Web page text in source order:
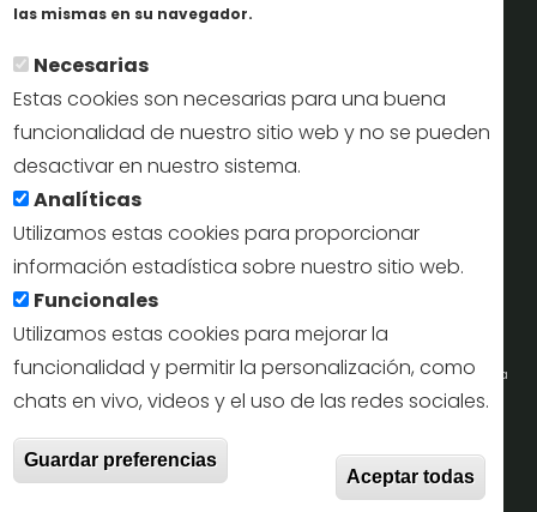
las mismas en su navegador.
Necesarias
Estas cookies son necesarias para una buena
funcionalidad de nuestro sitio web y no se pueden
desactivar en nuestro sistema.
Analíticas
Utilizamos estas cookies para proporcionar
información estadística sobre nuestro sitio web.
Funcionales
Utilizamos estas cookies para mejorar la
funcionalidad y permitir la personalización, como
chats en vivo, videos y el uso de las redes sociales.
Guardar preferencias
Aceptar todas
Perfil del contratante
Oficinas de Turismo
reservas@turismodesegovia.com
info@turismodesegovia.com
Aviso legal |
Portal de la Concejalía de Turismo (Ayuntamiento de Segovia) y la Empresa
Municipal de Turismo de Segovia © 2022
Todos los derechos reservados.